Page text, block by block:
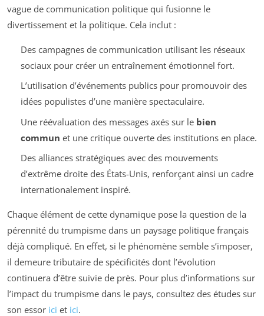
vague de communication politique qui fusionne le
divertissement et la politique. Cela inclut :
Des campagnes de communication utilisant les réseaux
sociaux pour créer un entraînement émotionnel fort.
L’utilisation d’événements publics pour promouvoir des
idées populistes d’une manière spectaculaire.
Une réévaluation des messages axés sur le bien
commun et une critique ouverte des institutions en place.
Des alliances stratégiques avec des mouvements
d’extrême droite des États-Unis, renforçant ainsi un cadre
internationalement inspiré.
Chaque élément de cette dynamique pose la question de la
pérennité du trumpisme dans un paysage politique français
déjà compliqué. En effet, si le phénomène semble s’imposer,
il demeure tributaire de spécificités dont l’évolution
continuera d’être suivie de près. Pour plus d’informations sur
l’impact du trumpisme dans le pays, consultez des études sur
son essor ici et ici.